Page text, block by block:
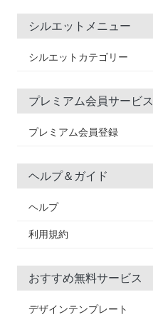
シルエットメニュー
シルエットカテゴリー
プレミアム会員サービス
プレミアム会員登録
ヘルプ＆ガイド
ヘルプ
利用規約
おすすめ無料サービス
デザインテンプレート